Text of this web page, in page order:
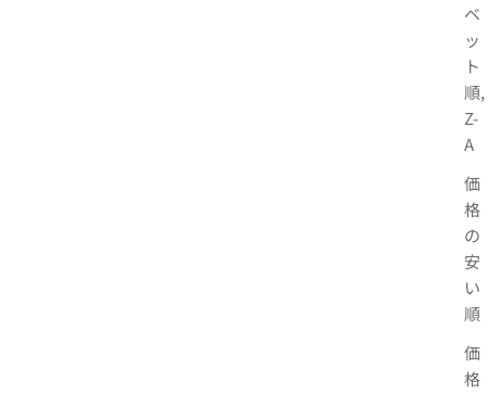
ベ
ッ
ト
順,
Z-
A
価
格
の
安
い
順
価
格